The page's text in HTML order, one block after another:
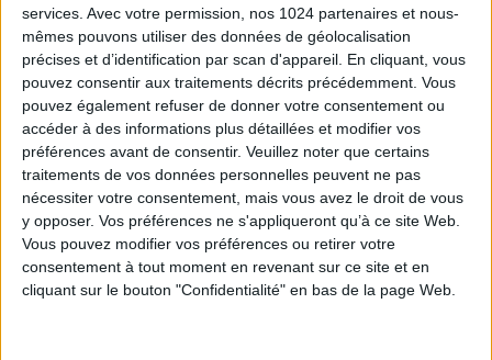
services. Avec votre permission, nos 1024 partenaires et nous-
mêmes pouvons utiliser des données de géolocalisation
précises et d’identification par scan d'appareil. En cliquant, vous
pouvez consentir aux traitements décrits précédemment. Vous
pouvez également refuser de donner votre consentement ou
accéder à des informations plus détaillées et modifier vos
préférences avant de consentir. Veuillez noter que certains
traitements de vos données personnelles peuvent ne pas
nécessiter votre consentement, mais vous avez le droit de vous
y opposer. Vos préférences ne s'appliqueront qu’à ce site Web.
Vous pouvez modifier vos préférences ou retirer votre
consentement à tout moment en revenant sur ce site et en
cliquant sur le bouton "Confidentialité" en bas de la page Web.
Un décret liste les professions relevant de la famille
des professions juridiques ou judiciaires
conformément à l’article 2 de l’ordonnance n° 2023-
77 du 8 février 2023 relative à l’exercice en société
des professions libérales réglementées.
https://www.legifrance.gouv.fr/jorf/id/